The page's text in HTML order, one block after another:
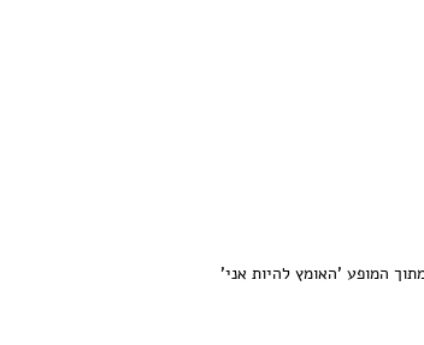
המופע 'האומץ להיות אני'